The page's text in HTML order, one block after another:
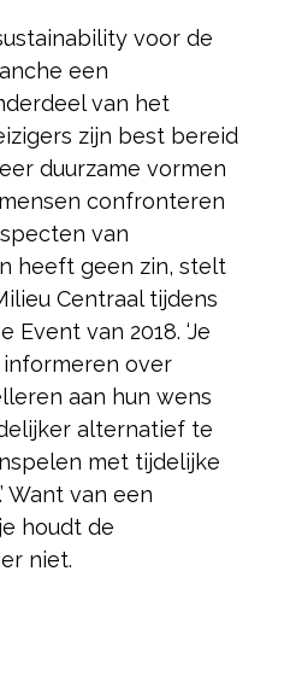
voor de
een
van het
zijn best bereid
duurzame vormen
confronteren
van
heeft geen zin, stelt
Centraal tijdens
Event van 2018. ‘Je
over
aan hun wens
alternatief te
met tijdelijke
Want van een
houdt de
niet.